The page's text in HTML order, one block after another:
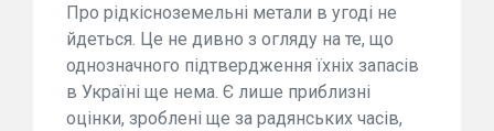
Про рідкісноземельні метали в угоді не
йдеться. Це не дивно з огляду на те, що
однозначного підтвердження їхніх запасів
в Україні ще нема. Є лише приблизні
оцінки, зроблені ще за радянських часів,